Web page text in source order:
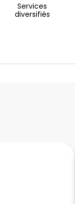
Services
diversifiés